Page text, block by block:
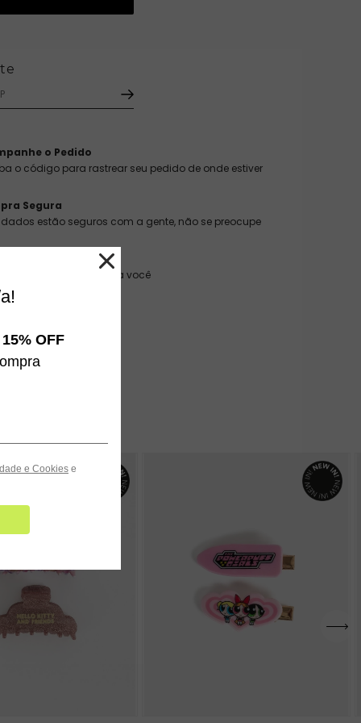
o Pedido
o código para rastrear seu pedido de onde estiver
Segura
dados estão seguros com a gente, não se preocupe
rápido e sem custo para você
15% OFF
e Cookies e